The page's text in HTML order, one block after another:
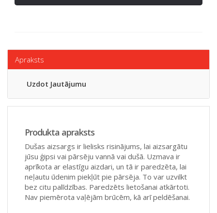
Apraksts
Uzdot Jautājumu
Produkta apraksts
Dušas aizsargs ir lielisks risinājums, lai aizsargātu
jūsu ģipsi vai pārsēju vannā vai dušā. Uzmava ir
aprīkota ar elastīgu aizdari, un tā ir paredzēta, lai
neļautu ūdenim piekļūt pie pārsēja. To var uzvilkt
bez citu palīdzības. Paredzēts lietošanai atkārtoti.
Nav piemērota vaļējām brūcēm, kā arī peldēšanai.